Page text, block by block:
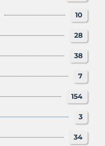
10
28
38
7
154
3
34